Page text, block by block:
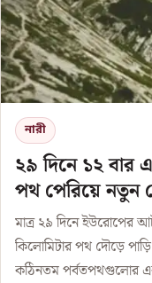
নারী
২৯ দিনে ১২ বার
পথ পেরিয়ে নতুন
মাত্র ২৯ দিনে ইউরোপের
কিলোমিটার পথ দৌড়ে
কঠিনতম পর্বতপথগুলোর